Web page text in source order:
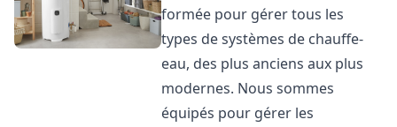
formée pour gérer tous les
types de systèmes de chauffe-
eau, des plus anciens aux plus
modernes. Nous sommes
équipés pour gérer les